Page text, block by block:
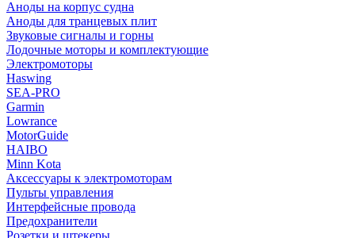
Аноды на корпус судна
Аноды для транцевых плит
Звуковые сигналы и горны
Лодочные моторы и комплектующие
Электромоторы
Haswing
SEA-PRO
Garmin
Lowrance
MotorGuide
HAIBO
Minn Kota
Аксессуары к электромоторам
Пульты управления
Интерфейсные провода
Предохранители
Розетки и штекеры